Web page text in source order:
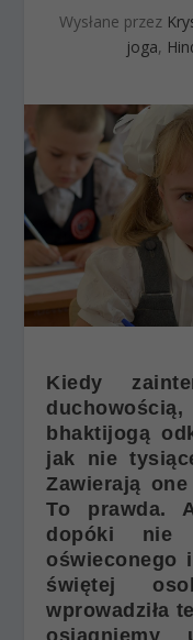
Wysłane przez
joga,
Kiedy
bhaktijogą
jak nie
Zawierają
To prawda.
dopóki nie
oświeconego
świętej
wprowadziła
osiągniemy